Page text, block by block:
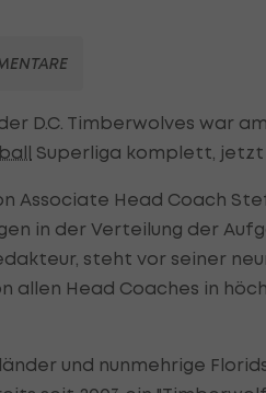
D.C. Timberwolves war
Superliga komplett,
Associate Head Coach
in der Verteilung der
steht vor seiner
allen Head Coaches in
und nunmehrige